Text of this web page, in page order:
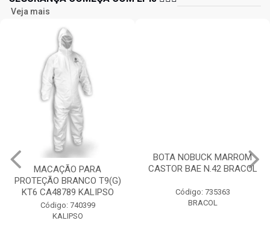
Veja mais
MACAÇÃO PARA
PROTEÇÃO BRANCO T9(G)
KT6 CA48789 KALIPSO
Código: 740399
KALIPSO
BOTA NOBUCK MARROM
CASTOR BAE N.42 BRACOL
Código: 735363
BRACOL